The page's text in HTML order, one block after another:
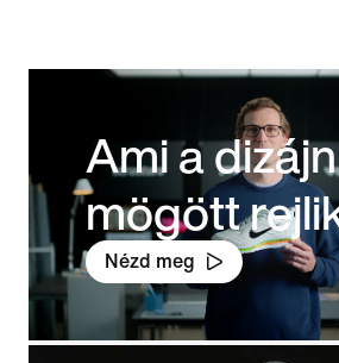
Ami a dizájn
mögött
Nézd meg